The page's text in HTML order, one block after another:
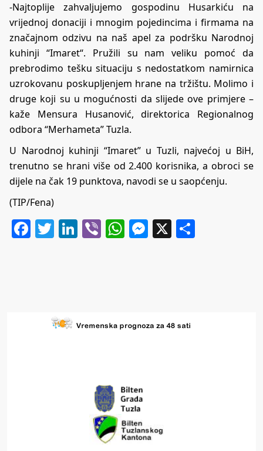
-Najtoplije zahvaljujemo gospodinu Husarkiću na
vrijednoj donaciji i mnogim pojedincima i firmama na
značajnom odzivu na naš apel za podršku Narodnoj
kuhinji “Imaret“. Pružili su nam veliku pomoć da
prebrodimo tešku situaciju s nedostatkom namirnica
uzrokovanu poskupljenjem hrane na tržištu. Molimo i
druge koji su u mogućnosti da slijede ove primjere –
kaže Mensura Husanović, direktorica Regionalnog
odbora “Merhameta” Tuzla.
U Narodnoj kuhinji “Imaret” u Tuzli, najvećoj u BiH,
trenutno se hrani više od 2.400 korisnika, a obroci se
dijele na čak 19 punktova, navodi se u saopćenju.
(TIP/Fena)
Facebook
Twitter
LinkedIn
ViberWhatsApp
Messenger
X